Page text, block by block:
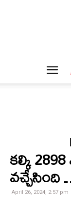
కల్కి
వచ్చేసింది
April 26, 2024, 2:57 pm